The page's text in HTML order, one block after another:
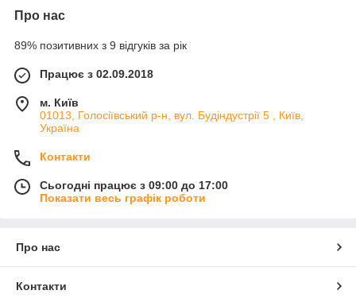
Про нас
89% позитивних з 9 відгуків за рік
Працює з 02.09.2018
м. Київ
01013, Голосіївський р-н, вул. Будіндустрії 5 , Київ,
Україна
Контакти
Сьогодні працює з 09:00 до 17:00
Показати весь графік роботи
Про нас
Контакти